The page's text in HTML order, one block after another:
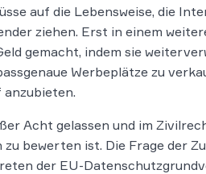
auf die Lebensweise, die
ziehen. Erst in einem
gemacht, indem sie
Werbeplätze zu
anzubieten.
Acht gelassen und im
bewerten ist. Die Frage der
der EU-